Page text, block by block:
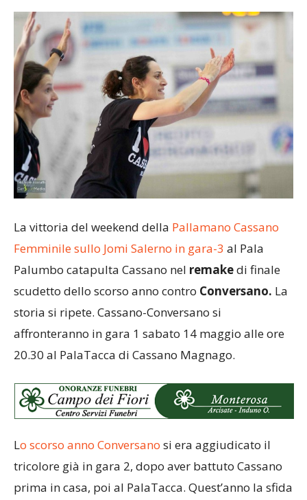
La vittoria del weekend della Pallamano Cassano
Femminile sullo Jomi Salerno in gara-3 al Pala
Palumbo catapulta Cassano nel remakedi finale
scudetto dello scorso anno contro Conversano. La
storia si ripete. Cassano-Conversano si
affronteranno in gara 1 sabato 14 maggio alle ore
20.30 al PalaTacca di Cassano Magnago.
Lo scorso anno Conversano si era aggiudicato il
tricolore già in gara 2, dopo aver battuto Cassano
prima in casa, poi al PalaTacca. Quest’anno la sfida